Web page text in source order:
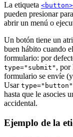
La etiqueta <button>
pueden presionar
abrir un menú o
Un botón tiene un
buen hábito cuando
formulario: por
type="submit" , por
formulario se envíe
Usar type="button"
hasta que le asocies
accidental.
Ejemplo de la